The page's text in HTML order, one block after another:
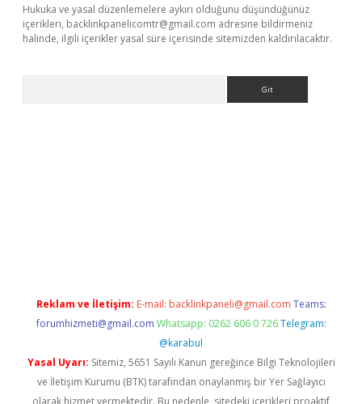
Hukuka ve yasal düzenlemelere aykırı olduğunu düşündüğünüz
içerikleri, backlinkpanelicomtr@gmail.com adresine bildirmeniz
halinde, ilgili içerikler yasal süre içerisinde sitemizden kaldırılacaktır.
Reklam ve İletişim: E-mail: backlinkpaneli@gmail.com Teams:
forumhizmeti@gmail.com Whatsapp: 0262 606 0 726 Telegram:
@karabul
Yasal Uyarı: Sitemiz, 5651 Sayılı Kanun gereğince Bilgi Teknolojileri
ve İletişim Kurumu (BTK) tarafından onaylanmış bir Yer Sağlayıcı
olarak hizmet vermektedir. Bu nedenle, sitedeki içerikleri proaktif